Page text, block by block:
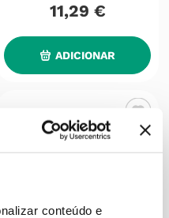
conteúdo e
11,29 €
ADICIONAR